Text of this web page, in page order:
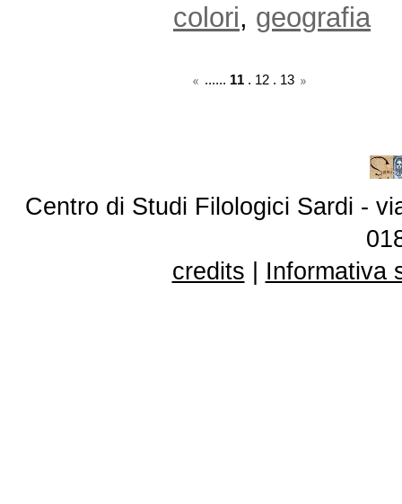
colori, geografia
...... 11 . 12 . 13
Centro di Studi Filologici Sardi -
credits
Informativa